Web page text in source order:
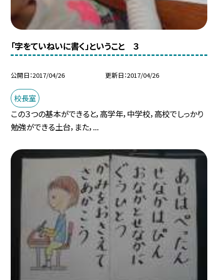
「字をていねいに書く」ということ ３
公開日 2017/04/26 更新日 2017/04/26
校長室
この３つの基本ができると，高学年，中学校，高校でしっかり
勉強ができる土台，また，...